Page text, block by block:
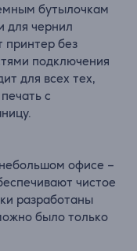
бутылочкам
для чернил
принтер без
подключения
для всех тех,
с
офисе –
чистое
разработаны
было только